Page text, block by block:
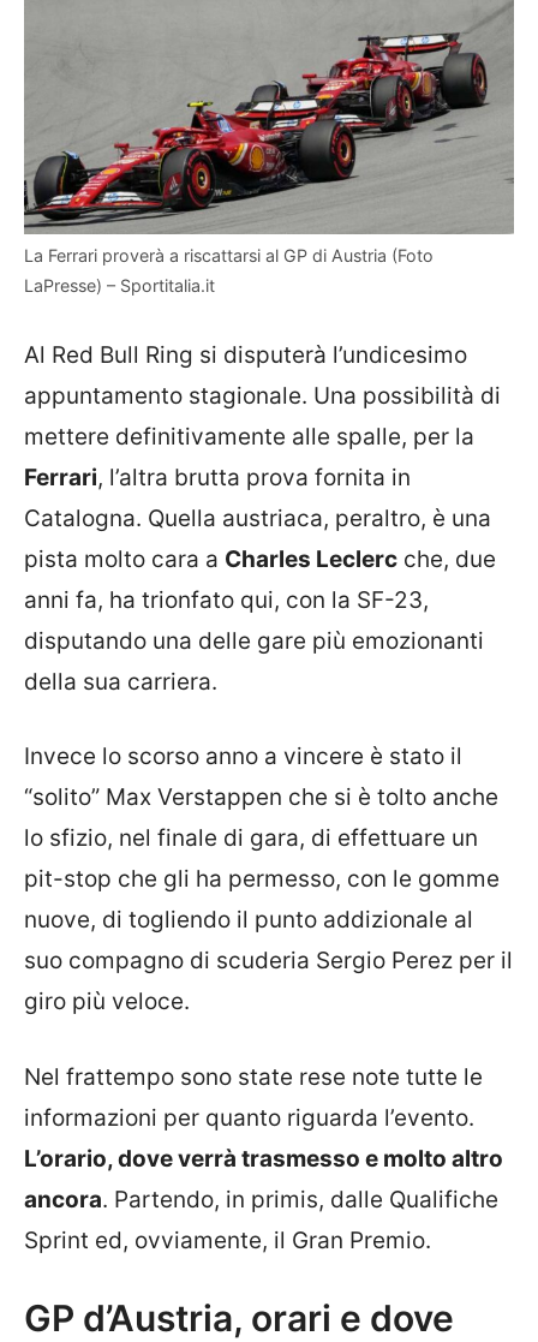
La Ferrari proverà a riscattarsi al GP di Austria (Foto
LaPresse) – Sportitalia.it
Al Red Bull Ring si disputerà l’undicesimo
appuntamento stagionale. Una possibilità di
mettere definitivamente alle spalle, per la
Ferrari, l’altra brutta prova fornita in
Catalogna. Quella austriaca, peraltro, è una
pista molto cara a Charles Leclerc che, due
anni fa, ha trionfato qui, con la SF-23,
disputando una delle gare più emozionanti
della sua carriera.
Invece lo scorso anno a vincere è stato il
“solito” Max Verstappen che si è tolto anche
lo sfizio, nel finale di gara, di effettuare un
pit-stop che gli ha permesso, con le gomme
nuove, di togliendo il punto addizionale al
suo compagno di scuderia Sergio Perez per il
giro più veloce.
Nel frattempo sono state rese note tutte le
informazioni per quanto riguarda l’evento.
L’orario, dove verrà trasmesso e molto altro
ancora. Partendo, in primis, dalle Qualifiche
Sprint ed, ovviamente, il Gran Premio.
GP d’Austria, orari e dove